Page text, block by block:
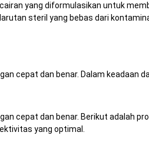
yang diformulasikan untuk
steril yang bebas dari
cepat dan benar. Dalam keadaan
cepat dan benar. Berikut adalah
yang optimal.